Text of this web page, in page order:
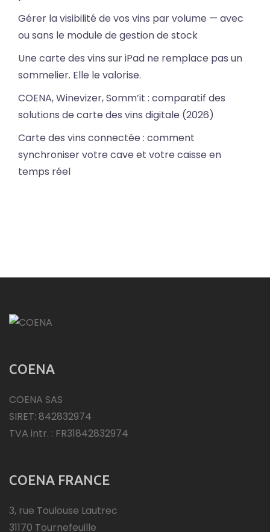
Gérer la visibilité de vos vins par volume — avec
ou sans le module de gestion de stock
Une carte des vins sur iPad ne remplace pas un
sommelier. Elle le valorise.
COENA, Winevizer, Somm’it : comparatif des
solutions de carte des vins digitale (2026)
Carte des vins connectée : comment
synchroniser votre cave et votre caisse en
temps réel
COENA
COENA SAS
SIRET: 842832974
TVA intr. : FR31842832974
COENA FRANCE
3, rue Toulouse Lautrec
31170 Tournefeuille